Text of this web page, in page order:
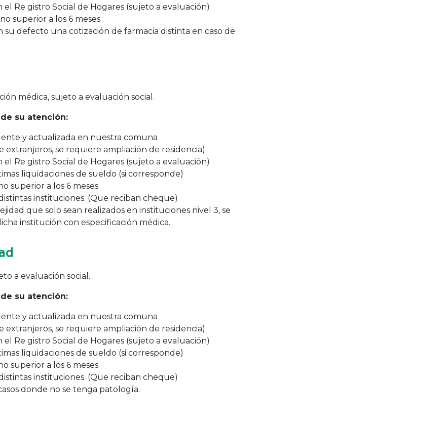
Re gistro Social de Hogares (sujeto a evaluación)
superior a los 6 meses
su defecto una cotización de farmacia distinta en caso de
médica, sujeto a evaluación social.
su atención:
y actualizada en nuestra comuna
se requiere ampliación de residencia)
Re gistro Social de Hogares (sujeto a evaluación)
liquidaciones de sueldo (si corresponde)
superior a los 6 meses
instituciones. (Que reciban cheque)
que solo sean realizados en instituciones nivel 3, se
institución con especificación médica.
a evaluación social.
su atención:
y actualizada en nuestra comuna
se requiere ampliación de residencia)
Re gistro Social de Hogares (sujeto a evaluación)
liquidaciones de sueldo (si corresponde)
superior a los 6 meses
instituciones. (Que reciban cheque)
donde no se tenga patología.